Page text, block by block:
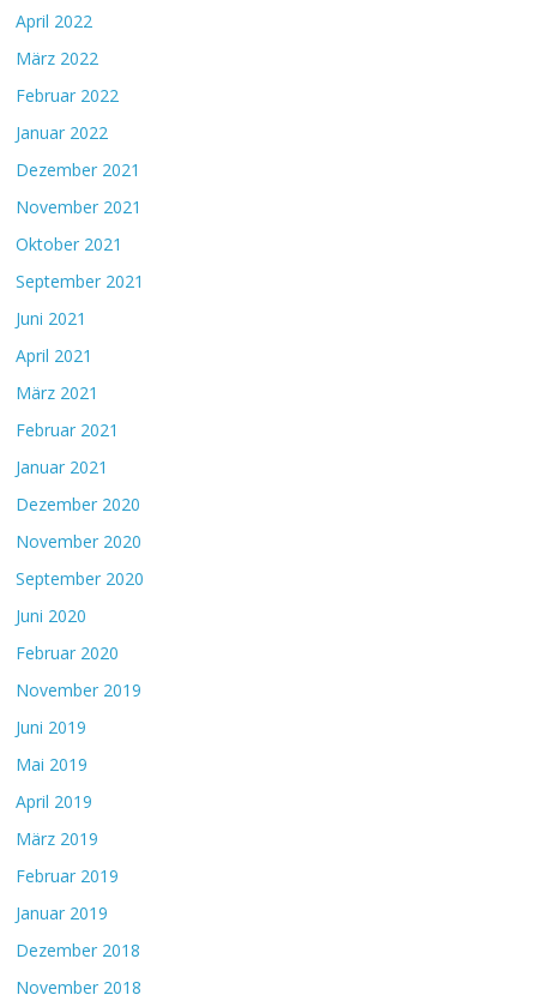
April 2022
März 2022
Februar 2022
Januar 2022
Dezember 2021
November 2021
Oktober 2021
September 2021
Juni 2021
April 2021
März 2021
Februar 2021
Januar 2021
Dezember 2020
November 2020
September 2020
Juni 2020
Februar 2020
November 2019
Juni 2019
Mai 2019
April 2019
März 2019
Februar 2019
Januar 2019
Dezember 2018
November 2018